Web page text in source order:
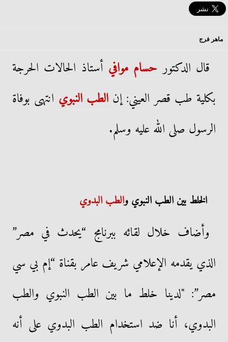
ماهر فرج
قال الدكتور حسام موافي أستاذ الحالات الحرجة
بكلية طب قصر العيني: إنالطب النبوي انتهى بوفاة
الرسول صلى الله عليه وسلم.
الخلط بين الطب النبوي والطب البدوي
وأضاف خلال لقائه ببرنامج “يحدث في مصر”
الذي يقدمه الإعلامي شريف عامر بقناة “إم بي سي
مصر”: "لدينا خلط ما بين الطب النبوي والطب
البدوي، أنا ضد استخدام الطب البدوي على أنه